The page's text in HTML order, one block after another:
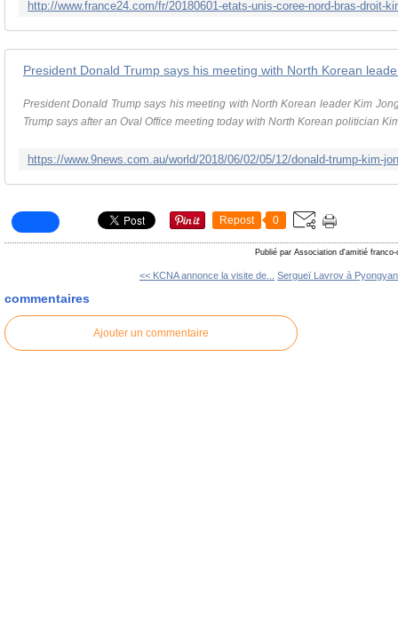
President Donald Trump says his meeting with North Korean leader Kim
Trump says after an Oval Office meeting today with North Korean politician
Repost 0
Publié par Association d'amitié franco-
<< KCNA annonce la visite de... Sergueï Lavrov à
commentaires
Ajouter un commentaire